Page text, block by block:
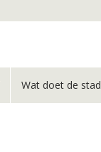
Wat doet de stad